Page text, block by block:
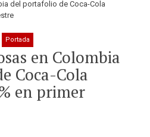
del portafolio de Coca-Cola
Portada
en Colombia
Coca-Cola
en primer